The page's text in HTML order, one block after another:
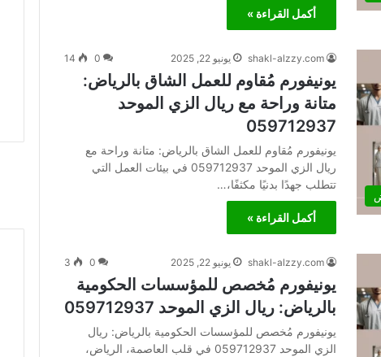
أكمل القراءة »
shakl-alzzy.com يونيو 22, 2025 0
14
يونيفورم مُقاوم للعمل الشاق بالرياض:
متانة وراحة مع ريال الزي الموحد
059712937
يونيفورم مُقاوم للعمل الشاق بالرياض: متانة وراحة مع
ريال الزي الموحد 059712937 في بيئات العمل التي
تتطلب جهدًا بدنيًا مكثفًا،…
أكمل القراءة »
shakl-alzzy.com يونيو 22, 2025 0
3
يونيفورم مُخصص للمؤسسات الحكومية
بالرياض: ريال الزي الموحد 059712937
يونيفورم مُخصص للمؤسسات الحكومية بالرياض: ريال
الزي الموحد 059712937 في قلب العاصمة، الرياض،